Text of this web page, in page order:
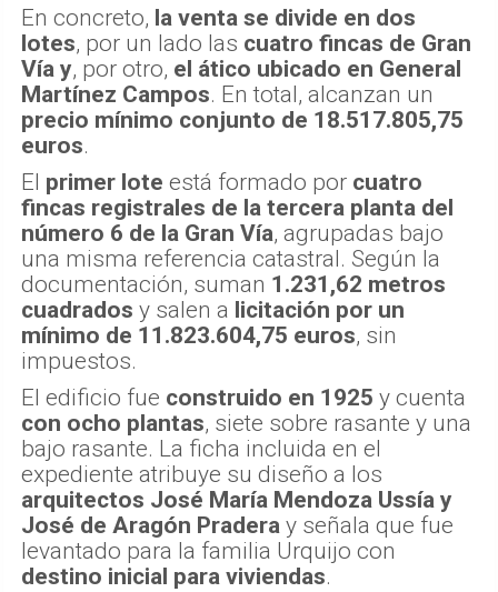
En concreto, la venta se divide en dos
lotes, por un lado las cuatro fincas de Gran
Vía y, por otro, el ático ubicado en General
Martínez Campos. En total, alcanzan un
precio mínimo conjunto de 18.517.805,75
euros.
El primer lote está formado por cuatro
fincas registrales de la tercera planta del
número 6 de la Gran Vía, agrupadas bajo
una misma referencia catastral. Según la
documentación, suman 1.231,62 metros
cuadrados y salen a licitación por un
mínimo de 11.823.604,75 euros, sin
impuestos.
El edificio fue construido en 1925 y cuenta
con ocho plantas, siete sobre rasante y una
bajo rasante. La ficha incluida en el
expediente atribuye su diseño a los
arquitectos José María Mendoza Ussía y
José de Aragón Pradera y señala que fue
levantado para la familia Urquijo con
destino inicial para viviendas.